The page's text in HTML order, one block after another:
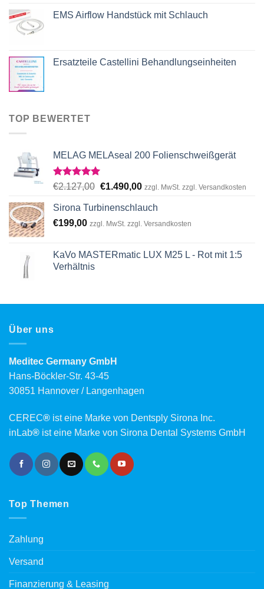
EMS Airflow Handstück mit Schlauch
Ersatzteile Castellini Behandlungseinheiten
TOP BEWERTET
MELAG MELAseal 200 Folienschweißgerät
Rated5.00
€2.127,00 Original
was:
€2.127,00.
€1.490,00Current
is:
€1.490,00.
zzgl. MwSt. zzgl. Versandkosten
Sirona Turbinenschlauch
€199,00 zzgl. MwSt. zzgl. Versandkosten
KaVo MASTERmatic LUX M25 L - Rot mit 1:5
Verhältnis
Über uns
Meditec Germany GmbH
Hans-Böckler-Str. 43-45
30851 Hannover / Langenhagen
CEREC® ist eine Marke von Dentsply Sirona Inc.
inLab® ist eine Marke von Sirona Dental Systems GmbH
Top Themen
Zahlung
Versand
Finanzierung & Leasing